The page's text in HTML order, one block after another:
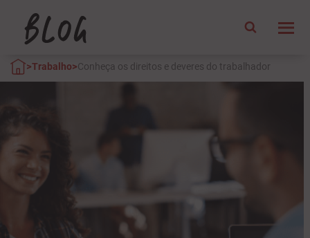
>Trabalho>Conheça os direitos e deveres do trabalhador